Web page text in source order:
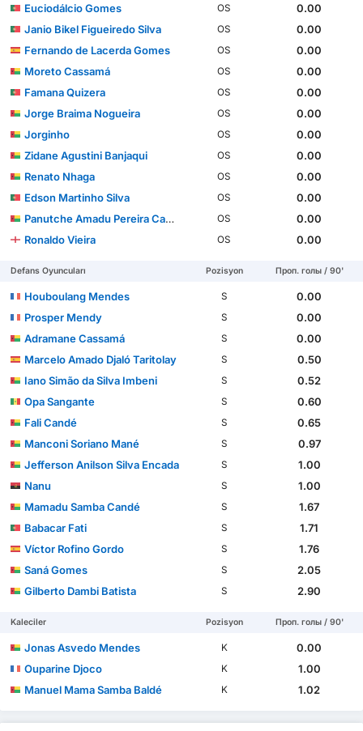
Euciodálcio Gomes
OS
0.00
Janio Bikel Figueiredo Silva
OS
0.00
Fernando de Lacerda Gomes
OS
0.00
Moreto Cassamá
OS
0.00
Famana Quizera
OS
0.00
Jorge Braima Nogueira
OS
0.00
Jorginho
OS
0.00
Zidane Agustini Banjaqui
OS
0.00
Renato Nhaga
OS
0.00
Edson Martinho Silva
OS
0.00
Panutche Amadu Pereira Camará
OS
0.00
Ronaldo Vieira
OS 0.00
Defans Oyuncuları Pozisyon Проп. голы / 90'
Houboulang Mendes S
0.00
Prosper Mendy
S
0.00
Adramane Cassamá
S
0.00
Marcelo Amado Djaló Taritolay
S
0.50
Iano Simão da Silva Imbeni
S
0.52
Opa Sangante
S
0.60
Fali Candé
S
0.65
Manconi Soriano Mané
S
0.97
Jefferson Anilson Silva Encada
S
1.00
Nanu
S
1.00
Mamadu Samba Candé
S
1.67
Babacar Fati
S
1.71
Víctor Rofino Gordo
S
1.76
Saná Gomes
S
2.05
Gilberto Dambi Batista
S 2.90
Kaleciler Pozisyon Проп. голы / 90'
Jonas Asvedo Mendes K
0.00
Ouparine Djoco
K
1.00
Manuel Mama Samba Baldé
K 1.02